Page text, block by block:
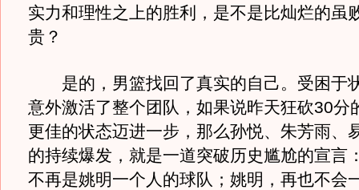
实力和理性之上的胜利，是不是比灿烂的虽
贵？
是的，男篮找回了真实的自己。受困于
意外激活了整个团队，如果说昨天狂砍30分
更佳的状态迈进一步，那么孙悦、朱芳雨、
的持续爆发，就是一道突破历史尴尬的宣言
不再是姚明一个人的球队；姚明，再也不会